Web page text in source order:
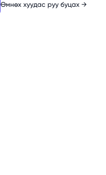
Өмнөх хуудас руу буцах →